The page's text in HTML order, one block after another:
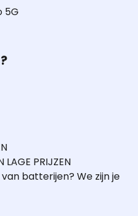
5G
LAGE PRIJZEN
batterijen? We zijn je